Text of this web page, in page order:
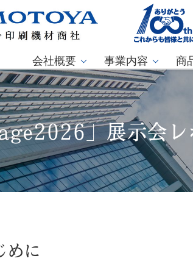
会社概要 事業内容 商
」展示会レ
めに